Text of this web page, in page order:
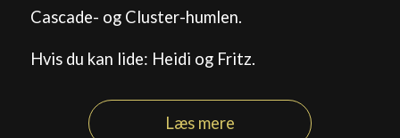
Cascade- og Cluster-humlen.
Hvis du kan lide: Heidi og Fritz.
Læs mere